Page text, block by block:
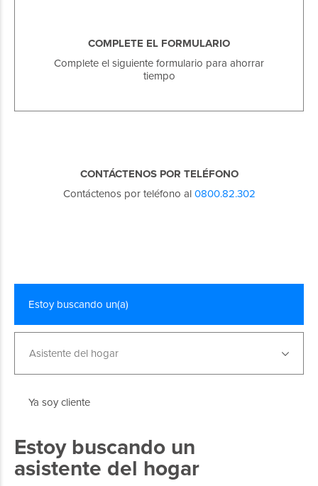
COMPLETE EL FORMULARIO
Complete el siguiente formulario para ahorrar
tiempo
CONTÁCTENOS POR TELÉFONO
Contáctenos por teléfono al 0800.82.302
Estoy buscando un(a)
Asistente del hogar
Ya soy cliente
Estoy buscando un
asistente del hogar